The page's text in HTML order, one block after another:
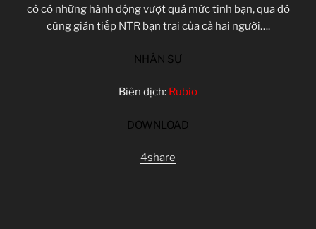
cô có những hành động vượt quá mức tình bạn, qua đó
cũng gián tiếp NTR bạn trai của cả hai người….
NHÂN SỰ
Biên dịch: Rubio
DOWNLOAD
4share